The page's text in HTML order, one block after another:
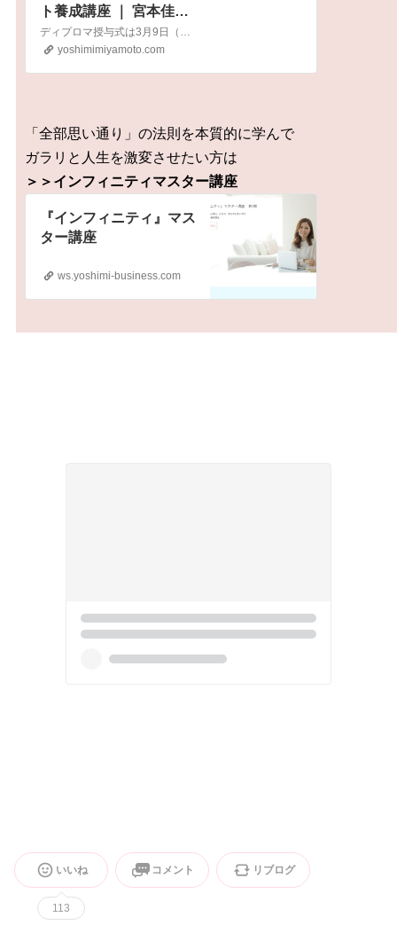
ト養成講座 ｜ 宮本佳実
オフィシャルサイト｜ワ
ークライフスタイリスト
ディプロマ授与式は3月9日（日）＠東京 7クラス合同で開催 原則3回以上
yoshimimiyamoto.com
「全部思い通り」の法則を本質的に学んで
ガラリと人生を激変させたい方は
＞＞インフィニティマスター講座
『インフィニティ』マス
ター講座
ws.yoshimi-business.com
いいね
113
コメント リブログ